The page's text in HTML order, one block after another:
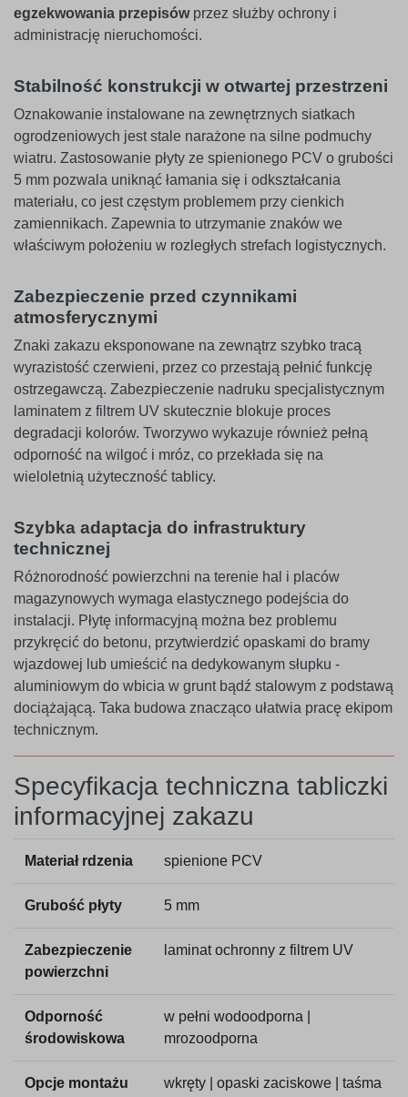
egzekwowania przepisówprzez służby ochrony i
administrację nieruchomości.
Stabilność konstrukcji w otwartej przestrzeni
Oznakowanie instalowane na zewnętrznych siatkach
ogrodzeniowych jest stale narażone na silne podmuchy
wiatru. Zastosowanie płyty ze spienionego PCV o grubości
5 mm pozwala uniknąć łamania się i odkształcania
materiału, co jest częstym problemem przy cienkich
zamiennikach. Zapewnia to utrzymanie znaków we
właściwym położeniu w rozległych strefach logistycznych.
Zabezpieczenie przed czynnikami
atmosferycznymi
Znaki zakazu eksponowane na zewnątrz szybko tracą
wyrazistość czerwieni, przez co przestają pełnić funkcję
ostrzegawczą. Zabezpieczenie nadruku specjalistycznym
laminatem z filtrem UV skutecznie blokuje proces
degradacji kolorów. Tworzywo wykazuje również pełną
odporność na wilgoć i mróz, co przekłada się na
wieloletnią użyteczność tablicy.
Szybka adaptacja do infrastruktury
technicznej
Różnorodność powierzchni na terenie hal i placów
magazynowych wymaga elastycznego podejścia do
instalacji. Płytę informacyjną można bez problemu
przykręcić do betonu, przytwierdzić opaskami do bramy
wjazdowej lub umieścić na dedykowanym słupku -
aluminiowym do wbicia w grunt bądź stalowym z podstawą
dociążającą. Taka budowa znacząco ułatwia pracę ekipom
technicznym.
Specyfikacja techniczna tabliczki
informacyjnej zakazu
Materiał rdzenia spienione PCV
Grubość płyty 5 mm
Zabezpieczenie
powierzchni
laminat ochronny z filtrem UV
Odporność
środowiskowa
w pełni wodoodporna |
mrozoodporna
Opcje montażu
wkręty | opaski zaciskowe | taśma